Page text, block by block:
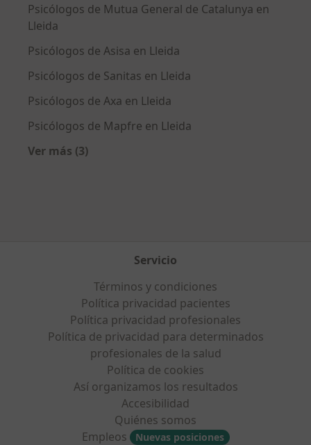
Psicólogos de Mutua General de Catalunya en
Lleida
Psicólogos de Asisa en Lleida
Psicólogos de Sanitas en Lleida
Psicólogos de Axa en Lleida
Psicólogos de Mapfre en Lleida
Ver más (3)
Servicio
Términos y condiciones
Política privacidad pacientes
Política privacidad profesionales
Política de privacidad para determinados
profesionales de la salud
Política de cookies
Así organizamos los resultados
Accesibilidad
Quiénes somos
Empleos
Nuevas posiciones